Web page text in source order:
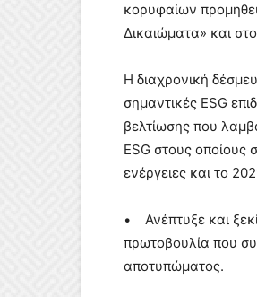
κορυφαίων
Δικαιώματα» και
Η διαχρονική
σημαντικές ESG
βελτίωσης που
ESG στους οποίους
ενέργειες και το
• Ανέπτυξε και
πρωτοβουλία που
αποτυπώματος.